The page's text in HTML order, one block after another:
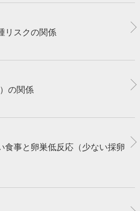
リスクの関係
の関係
食事と卵巣低反応（少ない採卵